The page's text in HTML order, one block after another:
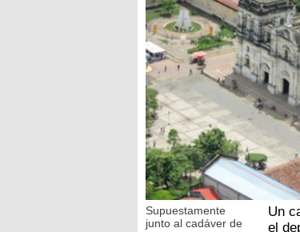
Supuestamente
junto al cadáver de
Un
el